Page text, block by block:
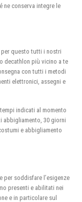
conserva integre le
per questo tutti i nostri
decathlon più vicino a te
con tutti i metodi
elettronici, assegni e
indicati al momento
abbigliamento, 30 giorni
e abbigliamento
per soddisfare l’esigenze
presenti e abilitati nei
e in particolare sul